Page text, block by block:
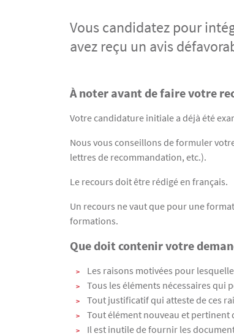
Vous candidatez pour
avez reçu un avis
Texte
À noter avant de faire votre
Votre candidature initiale a déjà été
Nous vous conseillons de formuler
lettres de recommandation, etc.).
Le recours doit être rédigé en français.
Un recours ne vaut que pour une
formations.
Que doit contenir votre
Les raisons motivées pour
Tous les éléments nécessaires qui
Tout justificatif qui atteste de ces
Tout élément nouveau et pertinent
Il est inutile de fournir les